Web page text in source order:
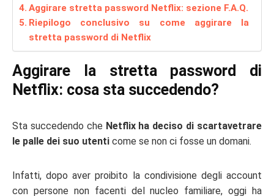
Aggirare stretta password Netflix: sezione F.A.Q.
Riepilogo conclusivo su come aggirare la
stretta password di Netflix
Aggirare la stretta password di
Netflix: cosa sta succedendo?
Sta succedendo che Netflix ha deciso di scartavetrare
le palle dei suo utenti come se non ci fosse un domani.
Infatti, dopo aver proibito la condivisione degli account
con persone non facenti del nucleo familiare, oggi ha